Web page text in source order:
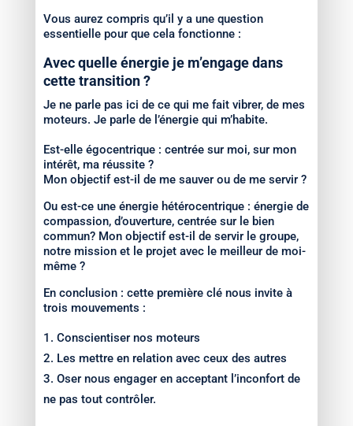
Vous aurez compris qu’il y a une question
essentielle pour que cela fonctionne :
Avec quelle énergie je m’engage dans
cette transition ?
Je ne parle pas ici de ce qui me fait vibrer, de mes
moteurs. Je parle de l’énergie qui m’habite.
Est-elle égocentrique : centrée sur moi, sur mon
intérêt, ma réussite ?
Mon objectif est-il de me sauver ou de me servir ?
Ou est-ce une énergie hétérocentrique : énergie de
compassion, d’ouverture, centrée sur le bien
commun? Mon objectif est-il de servir le groupe,
notre mission et le projet avec le meilleur de moi-
même ?
En conclusion : cette première clé nous invite à
trois mouvements :
Conscientiser nos moteurs
Les mettre en relation avec ceux des autres
Oser nous engager en acceptant l’inconfort de
ne pas tout contrôler.